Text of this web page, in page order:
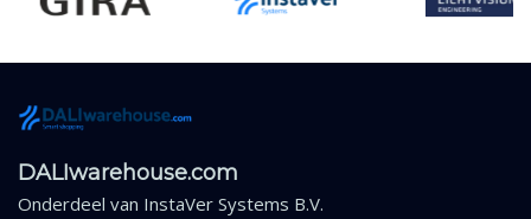
DALIwarehouse.com
Onderdeel van InstaVer Systems B.V.